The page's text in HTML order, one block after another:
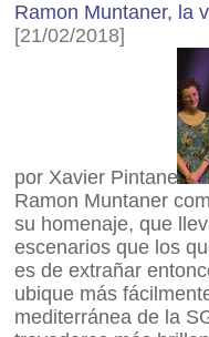
Ramon Muntaner, la
[21/02/2018]
por Xavier Pintanel
Ramon Muntaner
su homenaje, que
escenarios que los
es de extrañar
ubique más
mediterránea de la